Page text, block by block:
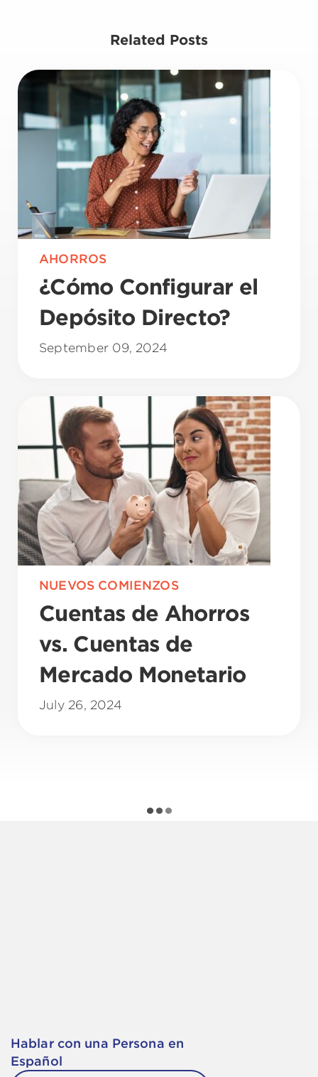
Related Posts
AHORROS
¿Cómo Configurar el
Depósito Directo?
September 09, 2024
NUEVOS COMIENZOS
Cuentas de Ahorros
vs. Cuentas de
Mercado Monetario
July 26, 2024
Hablar con una Persona en
Español